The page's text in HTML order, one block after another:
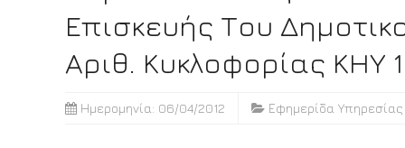
Επισκευής Του
Αριθ. Κυκλοφορίας ΚΗY
Ημερομηνία: 06/04/2012 Εφημερίδα Υπηρεσίας